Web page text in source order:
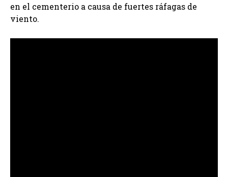
en el cementerio a causa de fuertes ráfagas de
viento.